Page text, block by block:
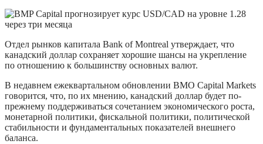
Отдел рынков капитала Bank of Montreal утверждает, что
канадский доллар сохраняет хорошие шансы на укрепление
по отношению к большинству основных валют.
В недавнем ежеквартальном обновлении BMO Capital Markets
говорится, что, по их мнению, канадский доллар будет по-
прежнему поддерживаться сочетанием экономического роста,
монетарной политики, фискальной политики, политической
стабильности и фундаментальных показателей внешнего
баланса.